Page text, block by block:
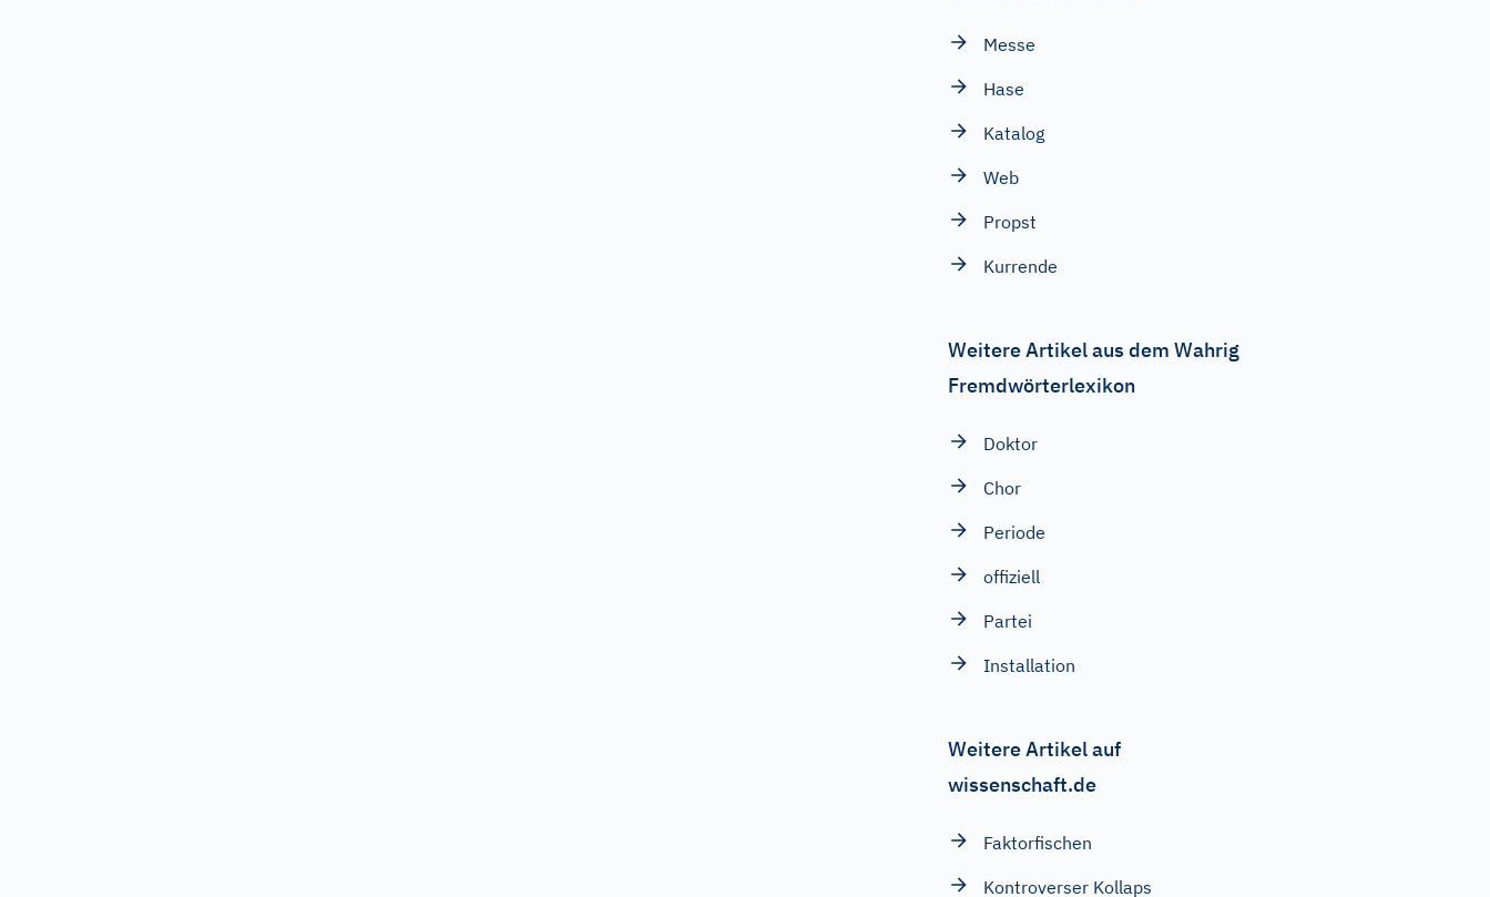
Messe
Hase
Katalog
Web
Propst
Kurrende
Weitere Artikel aus dem Wahrig
Fremdwörterlexikon
Doktor
Chor
Periode
offiziell
Partei
Installation
Weitere Artikel auf
wissenschaft.de
Faktorfischen
Kontroverser Kollaps